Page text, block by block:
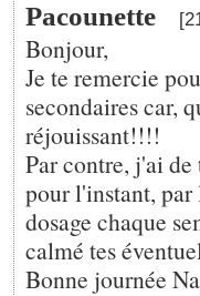
Pacounette
Bonjour,
Je te remercie
secondaires car,
réjouissant!!!!
Par contre, j'ai de
pour l'instant,
dosage chaque
calmé tes
Bonne journée